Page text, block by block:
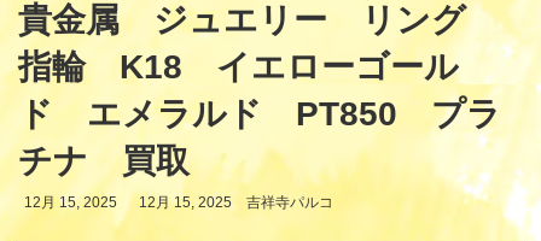
貴金属 ジュエリー リング
指輪 K18 イエローゴール
ド エメラルド PT850 プラ
チナ 買取
12月 15, 2025
最
12月 15, 2025 吉祥寺パルコ